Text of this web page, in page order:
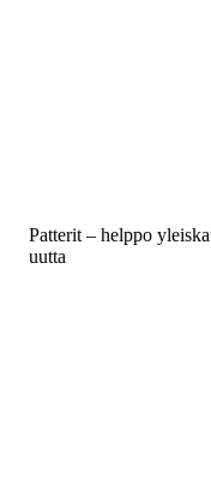
Patterit – helppo
uutta